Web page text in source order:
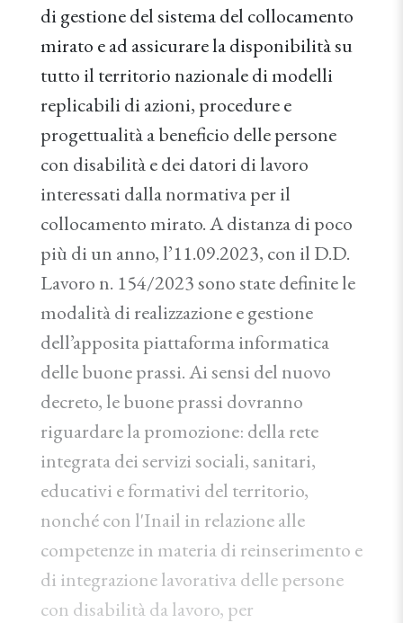
di gestione del sistema del collocamento
mirato e ad assicurare la disponibilità su
tutto il territorio nazionale di modelli
replicabili di azioni, procedure e
progettualità a beneficio delle persone
con disabilità e dei datori di lavoro
interessati dalla normativa per il
collocamento mirato. A distanza di poco
più di un anno, l’11.09.2023, con il D.D.
Lavoro n. 154/2023 sono state definite le
modalità di realizzazione e gestione
dell’apposita piattaforma informatica
delle buone prassi. Ai sensi del nuovo
decreto, le buone prassi dovranno
riguardare la promozione: della rete
integrata dei servizi sociali, sanitari,
educativi e formativi del territorio,
nonché con l'Inail in relazione alle
competenze in materia di reinserimento e
di integrazione lavorativa delle persone
con disabilità da lavoro, per